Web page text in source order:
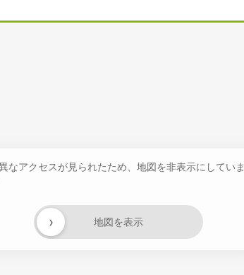
なアクセスが見られたため、地図を非表示にしていま
地図を表示
›